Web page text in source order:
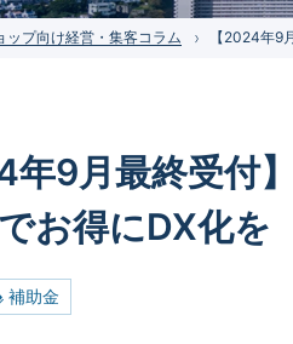
ップ向け経営・集客コラム 【2024年9
年9月最終受付
お得にDX化を
補助金